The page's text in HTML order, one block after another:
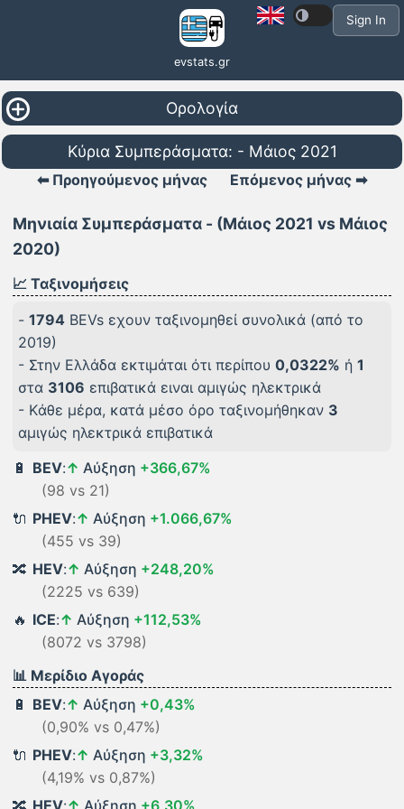
evstats.gr
Sign In
Ορολογία
Κύρια Συμπεράσματα: - Μάιος 2021
⬅ Προηγούμενος μήνας Επόμενος μήνας ➡
Μηνιαία Συμπεράσματα - (Μάιος 2021 vs Μάιος
2020)
📈 Ταξινομήσεις
- 1794 BEVs εχουν ταξινομηθεί συνολικά (από το
2019)
- Στην Ελλάδα εκτιμάται ότι περίπου 0,0322% ή 1
στα 3106 επιβατικά ειναι αμιγώς ηλεκτρικά
- Kάθε μέρα, κατά μέσο όρο ταξινομήθηκαν 3
αμιγώς ηλεκτρικά επιβατικά
🔋 BEV:↑ Αύξηση +366,67%
(98 vs 21)
🔌 PHEV:↑ Αύξηση +1.066,67%
(455 vs 39)
🔀 HEV:↑ Αύξηση +248,20%
(2225 vs 639)
🔥 ICE:↑ Αύξηση +112,53%
(8072 vs 3798)
📊 Μερίδιο Αγοράς
🔋 BEV:↑ Αύξηση +0,43%
(0,90% vs 0,47%)
🔌 PHEV:↑ Αύξηση +3,32%
(4,19% vs 0,87%)
🔀 HEV:↑ Αύξηση +6,30%